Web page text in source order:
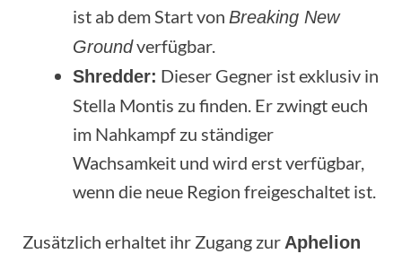
ist ab dem Start von Breaking New
Groundverfügbar.
Shredder: Dieser Gegner ist exklusiv in
Stella Montis zu finden. Er zwingt euch
im Nahkampf zu ständiger
Wachsamkeit und wird erst verfügbar,
wenn die neue Region freigeschaltet ist.
Zusätzlich erhaltet ihr Zugang zur Aphelion